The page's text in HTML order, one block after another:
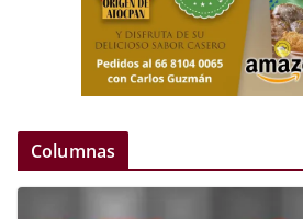
Columnas